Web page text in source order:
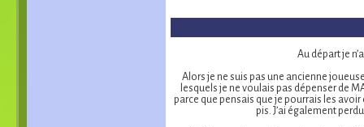
Au départ je
Alors je ne suis pas une ancienne
lesquels je ne voulais pas dépenser de
parce que pensais que je pourrais les
pis. J’ai également